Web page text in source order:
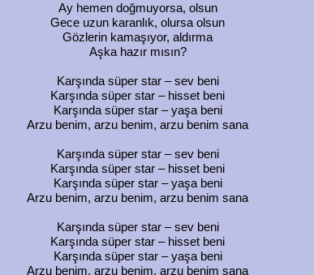
Ay hemen doğmuyorsa, olsun
Gece uzun karanlık, olursa olsun
Gözlerin kamaşıyor, aldırma
Aşka hazır mısın?
Karşında süper star – sev beni
Karşında süper star – hisset beni
Karşında süper star – yaşa beni
Arzu benim, arzu benim, arzu benim sana
Karşında süper star – sev beni
Karşında süper star – hisset beni
Karşında süper star – yaşa beni
Arzu benim, arzu benim, arzu benim sana
Karşında süper star – sev beni
Karşında süper star – hisset beni
Karşında süper star – yaşa beni
Arzu benim, arzu benim, arzu benim sana